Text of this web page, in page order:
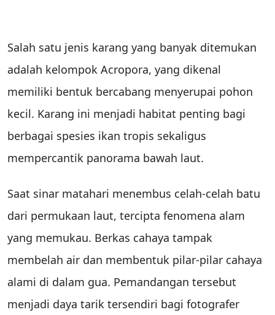
Salah satu jenis karang yang banyak ditemukan
adalah kelompok Acropora, yang dikenal
memiliki bentuk bercabang menyerupai pohon
kecil. Karang ini menjadi habitat penting bagi
berbagai spesies ikan tropis sekaligus
mempercantik panorama bawah laut.
Saat sinar matahari menembus celah-celah batu
dari permukaan laut, tercipta fenomena alam
yang memukau. Berkas cahaya tampak
membelah air dan membentuk pilar-pilar cahaya
alami di dalam gua. Pemandangan tersebut
menjadi daya tarik tersendiri bagi fotografer